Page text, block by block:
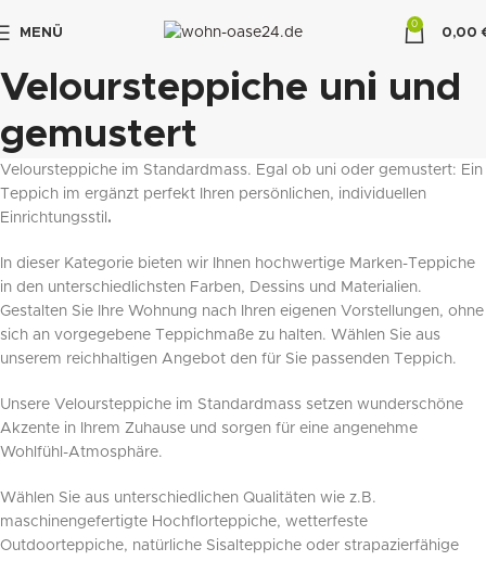
MENÜ
0
0,00
Veloursteppiche uni und
gemustert
Veloursteppiche im Standardmass. Egal ob uni oder gemustert: Ein
Teppich im ergänzt perfekt Ihren persönlichen, individuellen
Einrichtungsstil .
In dieser Kategorie bieten wir Ihnen hochwertige Marken-Teppiche
in den unterschiedlichsten Farben, Dessins und Materialien.
Gestalten Sie Ihre Wohnung nach Ihren eigenen Vorstellungen, ohne
sich an vorgegebene Teppichmaße zu halten. Wählen Sie aus
unserem reichhaltigen Angebot den für Sie passenden Teppich.
Unsere Veloursteppiche im Standardmass setzen wunderschöne
Akzente in Ihrem Zuhause und sorgen für eine angenehme
Wohlfühl-Atmosphäre.
Wählen Sie aus unterschiedlichen Qualitäten wie z.B.
maschinengefertigte Hochflorteppiche, wetterfeste
Outdoorteppiche, natürliche Sisalteppiche oder strapazierfähige